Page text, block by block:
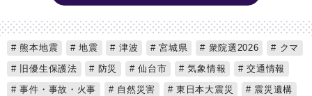
熊本地震 地震 津波 宮城県 衆院選2026
クマ
旧優生保護法
防災 仙台市 気象情報
交通情報
事件・事故・火事
自然災害 東日本大震災
震災遺構